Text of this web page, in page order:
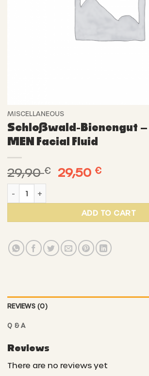
MISCELLANEOUS
Schloßwald-Bienengut –
MEN Facial Fluid
29,90€
Original
price
29,90 €.
29,50 €Current
29,50 €.
ADD TO CART
REVIEWS (0)
Q & A
Reviews
There are no reviews yet